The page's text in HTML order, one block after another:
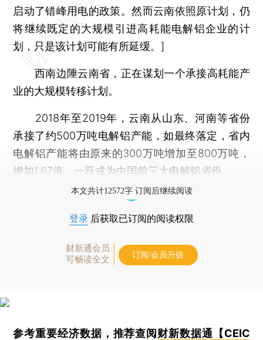
启动了错峰用电的政策。然而云南依照原计划，仍
将继续既定的大规模引进高耗能电解铝企业的计
划，只是该计划可能有所延缓。]
西南边陲云南省，正在谋划一个承接高耗能产
业的大规模转移计划。
2018年至2019年，云南从山东、河南等省份
承接了约500万吨电解铝产能，如最终落定，省内
电解铝产能将由原来的300万吨增加至800万吨，
增加1.67倍，一跃成为中国前三大电解铝省份。
本文共计12572字 订阅后继续阅读
登录 后获取已订阅的阅读权限
财新通会员
可畅读全文
订阅/会员升级
参考重要经济数据，推荐查阅 财新数据通【CEIC